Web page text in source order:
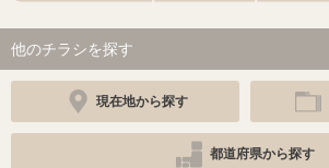
他のチラシを探す
現在地から探す
都道府県から探す